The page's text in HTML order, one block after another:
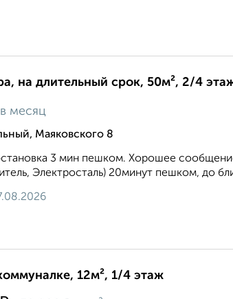
на длительный срок, 50м², 2/4
в месяц
Маяковского 8
3 мин пешком. Хорошее
Электросталь) 20минут пешком, до
12м², 1/4 этаж